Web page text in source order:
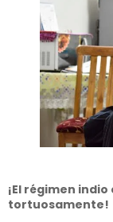
¡El régimen
tortuosamente!